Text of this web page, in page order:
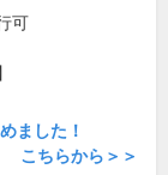
可
ました！
こちらから＞＞